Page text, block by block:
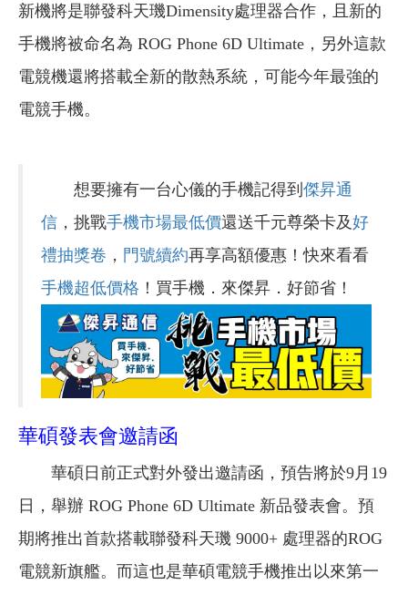
新機將是聯發科天璣Dimensity處理器合作，且新的
手機將被命名為 ROG Phone 6D Ultimate，另外這款
電競機還將搭載全新的散熱系統，可能今年最強的
電競手機。
想要擁有一台心儀的手機記得到 傑昇通
信 ，挑戰手機市場最低價還送千元尊榮卡及好
禮抽獎卷 ， 門號續約再享高額優惠！快來看看
手機超低價格 ！買手機．來傑昇．好節省！
華碩發表會邀請函
華碩日前正式對外發出邀請函，預告將於9月19
日，舉辦 ROG Phone 6D Ultimate 新品發表會。預
期將推出首款搭載聯發科天璣 9000+ 處理器的ROG
電競新旗艦。而這也是華碩電競手機推出以來第一